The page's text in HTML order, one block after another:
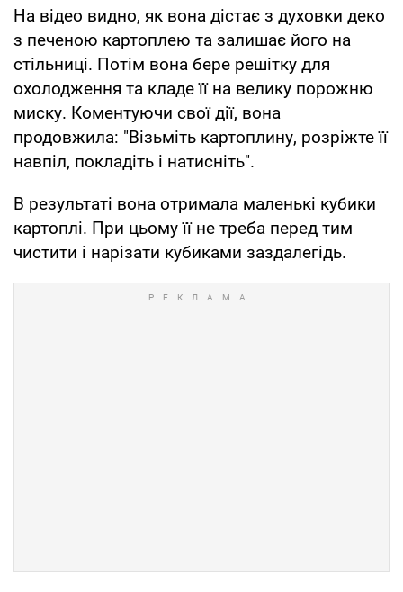
На відео видно, як вона дістає з духовки деко
з печеною картоплею та залишає його на
стільниці. Потім вона бере решітку для
охолодження та кладе її на велику порожню
миску. Коментуючи свої дії, вона
продовжила: "Візьміть картоплину, розріжте її
навпіл, покладіть і натисніть".
В результаті вона отримала маленькі кубики
картоплі. При цьому її не треба перед тим
чистити і нарізати кубиками заздалегідь.